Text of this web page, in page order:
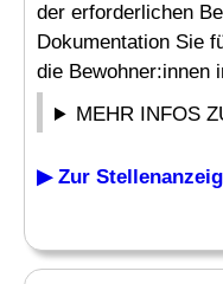
der erforderlichen
Dokumentation Sie
die Bewohner:innen
MEHR INFOS
▶ Zur